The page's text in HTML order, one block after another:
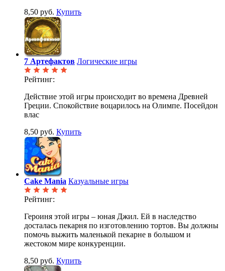
8,50 руб. Купить
7 Артефактов Логические игры
Рейтинг:
Действие этой игры происходит во времена Древней
Греции. Спокойствие воцарилось на Олимпе. Посейдон
влас
8,50 руб. Купить
Cake Mania Казуальные игры
Рейтинг:
Героиня этой игры – юная Джил. Ей в наследство
досталась пекарня по изготовлению тортов. Вы должны
помочь выжить маленькой пекарне в большом и
жестоком мире конкуренции.
8,50 руб. Купить